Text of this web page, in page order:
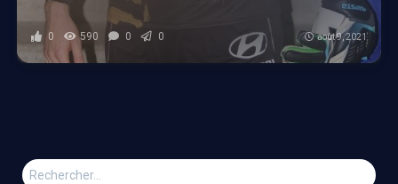
0 590 0 0 août 9, 2021
Rechercher :